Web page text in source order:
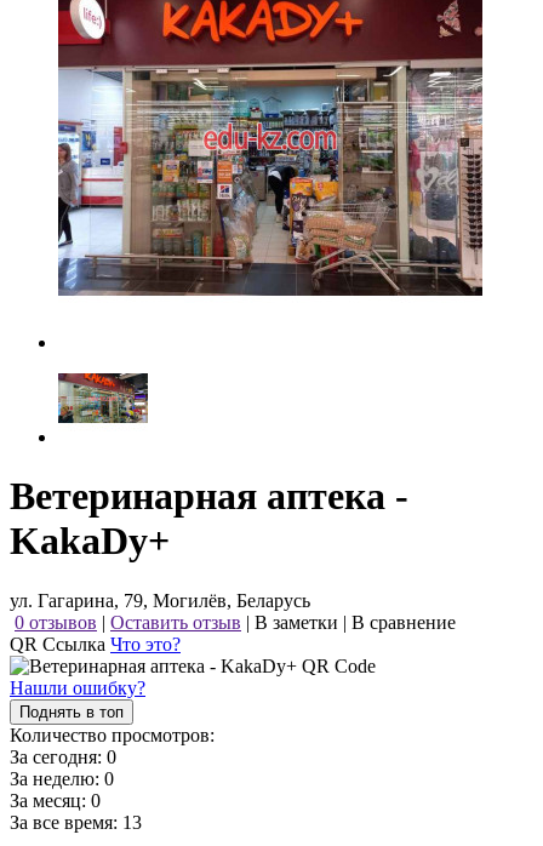
Ветеринарная аптека -
KakaDy+
ул. Гагарина, 79, Могилёв, Беларусь
0 отзывов | Оставить отзыв | В заметки | В сравнение
QR Ссылка Что это?
Нашли ошибку?
Поднять в топ
Количество просмотров:
За сегодня: 0
За неделю: 0
За месяц: 0
За все время: 13